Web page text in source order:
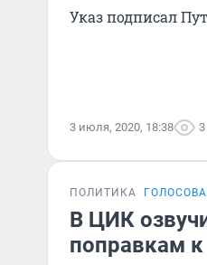
Указ подписал
3 июля, 2020, 18:38
ПОЛИТИКА
В ЦИК
поправкам